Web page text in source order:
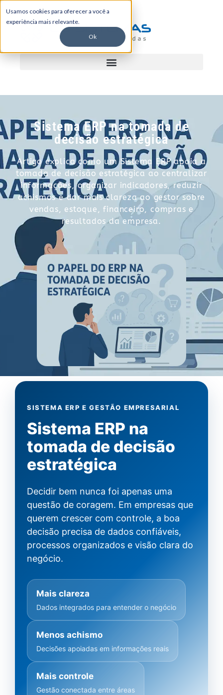
Usamos cookies para oferecer a você a
experiência mais relevante.
Ok
Sistema ERP na tomada de
decisão estratégica
Artigo explica como um Sistema ERP apoia a
tomada de decisão estratégica ao centralizar
informações, organizar indicadores, reduzir
achismos e dar mais clareza ao gestor sobre
vendas, estoque, financeiro, compras e
resultados da empresa.
SISTEMA ERP E GESTÃO EMPRESARIAL
Sistema ERP na
tomada de decisão
estratégica
Decidir bem nunca foi apenas uma
questão de coragem. Em empresas que
querem crescer com controle, a boa
decisão precisa de dados confiáveis,
processos organizados e visão clara do
negócio.
Mais clareza
Dados integrados para entender o negócio
Menos achismo
Decisões apoiadas em informações reais
Mais controle
Gestão conectada entre áreas